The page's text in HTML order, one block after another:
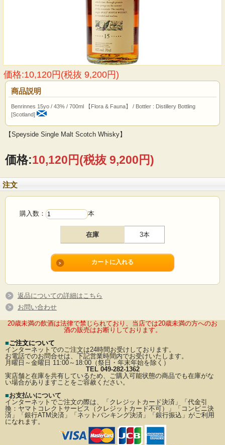
価格:10,120円(税抜 9,200円)
商品説明
Benrinnes 15yo / 43% / 700ml 【Flora & Fauna】 / Bottler : Distillery Bottling
[Scotland]
【Speyside Single Malt Scotch Whisky】
価格:10,120円(税抜 9,200円)
注文
購入数： 本
在庫 3本
返品についての詳細はこちら
お問い合わせ
20歳未満の飲酒は法律で禁じられており、当店では20歳未満の方へのお
酒の販売はお断りしております。
■ご注文について
インターネットでのご注文は24時間お受けしております。
お電話でのお問合せは、下記営業時間内でお受けいたします。
月曜日～金曜日 11:00～18:00（祭日・年末年始を除く）
TEL 049-282-1362
実店舗と在庫を共有しているため、ご購入可能状態の商品でも在庫がな
い場合がありますことをご容赦ください。
■お支払いについて
インターネットでご注文の際は、「クレジットカード決済」「代金引
換：ヤマトコレクトサービス（クレジットカード不可）」
「コンビニ決
済」「銀行ATM決済」「ネットバンキング決済」「銀行振込」がご利用
になれます。